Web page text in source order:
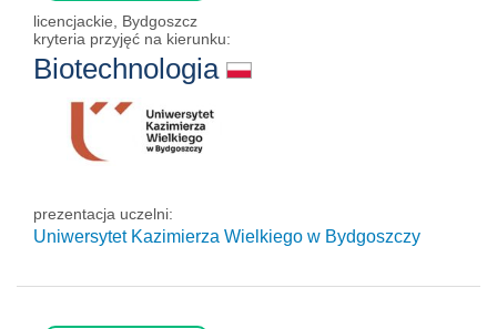
licencjackie, Bydgoszcz
kryteria przyjęć na kierunku:
Biotechnologia
prezentacja uczelni:
Uniwersytet Kazimierza Wielkiego w Bydgoszczy